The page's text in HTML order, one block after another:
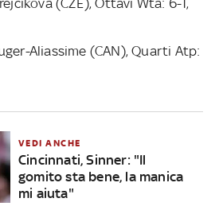
Aliassime (CAN), Quarti Atp:
VEDI ANCHE
Cincinnati, Sinner: "Il
gomito sta bene, la manica
mi aiuta"